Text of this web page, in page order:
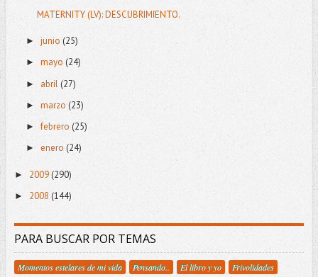
MATERNITY (LV): DESCUBRIMIENTO.
► junio (25)
► mayo (24)
► abril(27)
► marzo (23)
►febrero (25)
► enero (24)
► 2009(290)
► 2008 (144)
PARA BUSCAR POR TEMAS
Momentos estelares de mi vida Pensando.. El libro y yo
Frivolidades